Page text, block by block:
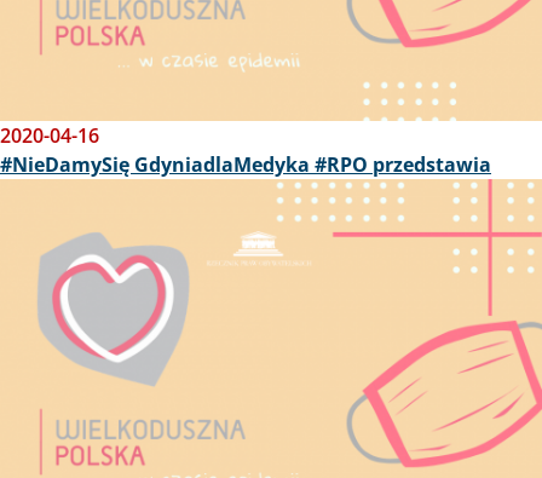
2020-04-16
#NieDamySię GdyniadlaMedyka #RPO przedstawia